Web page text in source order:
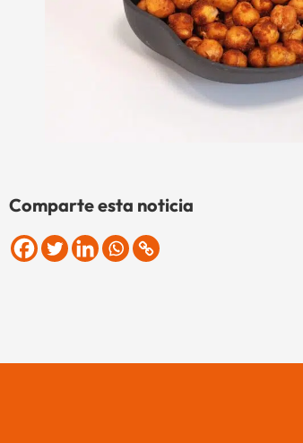
Comparte esta noticia